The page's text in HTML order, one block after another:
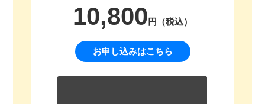
10,800 円（税込）
お申し込みはこちら